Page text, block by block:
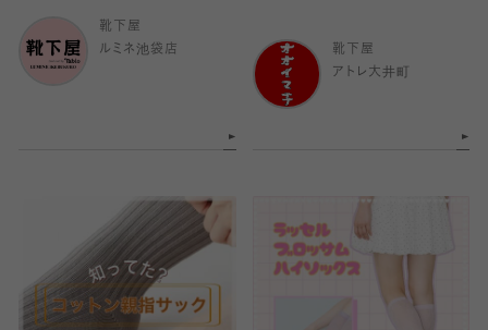
靴下屋
ルミネ池袋店
靴下屋
アトレ大井町